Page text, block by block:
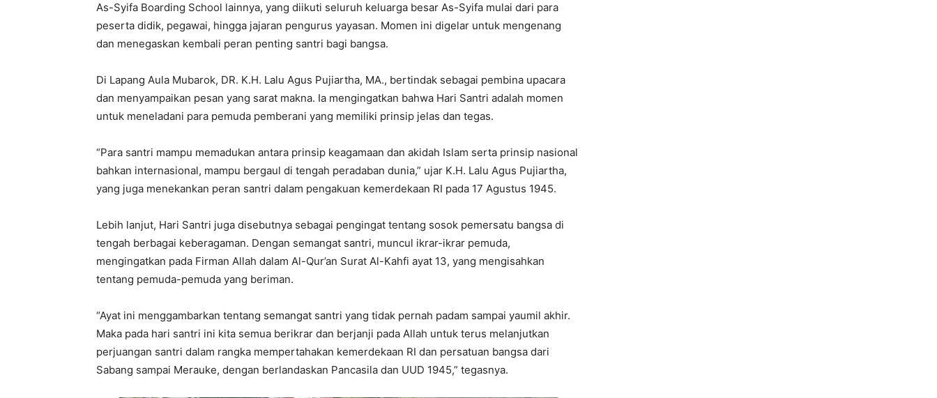
As-Syifa Boarding School lainnya, yang diikuti seluruh keluarga besar As-Syifa mulai dari para
peserta didik, pegawai, hingga jajaran pengurus yayasan. Momen ini digelar untuk mengenang
dan menegaskan kembali peran penting santri bagi bangsa.
Di Lapang Aula Mubarok, DR. K.H. Lalu Agus Pujiartha, MA., bertindak sebagai pembina upacara
dan menyampaikan pesan yang sarat makna. Ia mengingatkan bahwa Hari Santri adalah momen
untuk meneladani para pemuda pemberani yang memiliki prinsip jelas dan tegas.
“Para santri mampu memadukan antara prinsip keagamaan dan akidah Islam serta prinsip nasional
bahkan internasional, mampu bergaul di tengah peradaban dunia,” ujar K.H. Lalu Agus Pujiartha,
yang juga menekankan peran santri dalam pengakuan kemerdekaan RI pada 17 Agustus 1945.
Lebih lanjut, Hari Santri juga disebutnya sebagai pengingat tentang sosok pemersatu bangsa di
tengah berbagai keberagaman. Dengan semangat santri, muncul ikrar-ikrar pemuda,
mengingatkan pada Firman Allah dalam Al-Qur’an Surat Al-Kahfi ayat 13, yang mengisahkan
tentang pemuda-pemuda yang beriman.
“Ayat ini menggambarkan tentang semangat santri yang tidak pernah padam sampai yaumil akhir.
Maka pada hari santri ini kita semua berikrar dan berjanji pada Allah untuk terus melanjutkan
perjuangan santri dalam rangka mempertahakan kemerdekaan RI dan persatuan bangsa dari
Sabang sampai Merauke, dengan berlandaskan Pancasila dan UUD 1945,” tegasnya.